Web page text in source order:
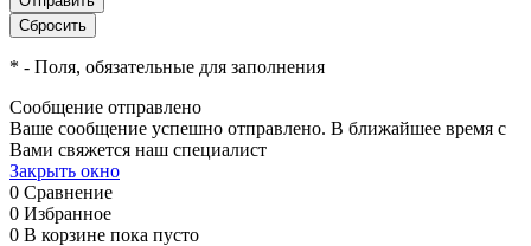
* - Поля, обязательные для заполнения
Сообщение отправлено
Ваше сообщение успешно отправлено. В ближайшее время с
Вами свяжется наш специалист
Закрыть окно
0 Сравнение
0 Избранное
0 В корзине пока пусто